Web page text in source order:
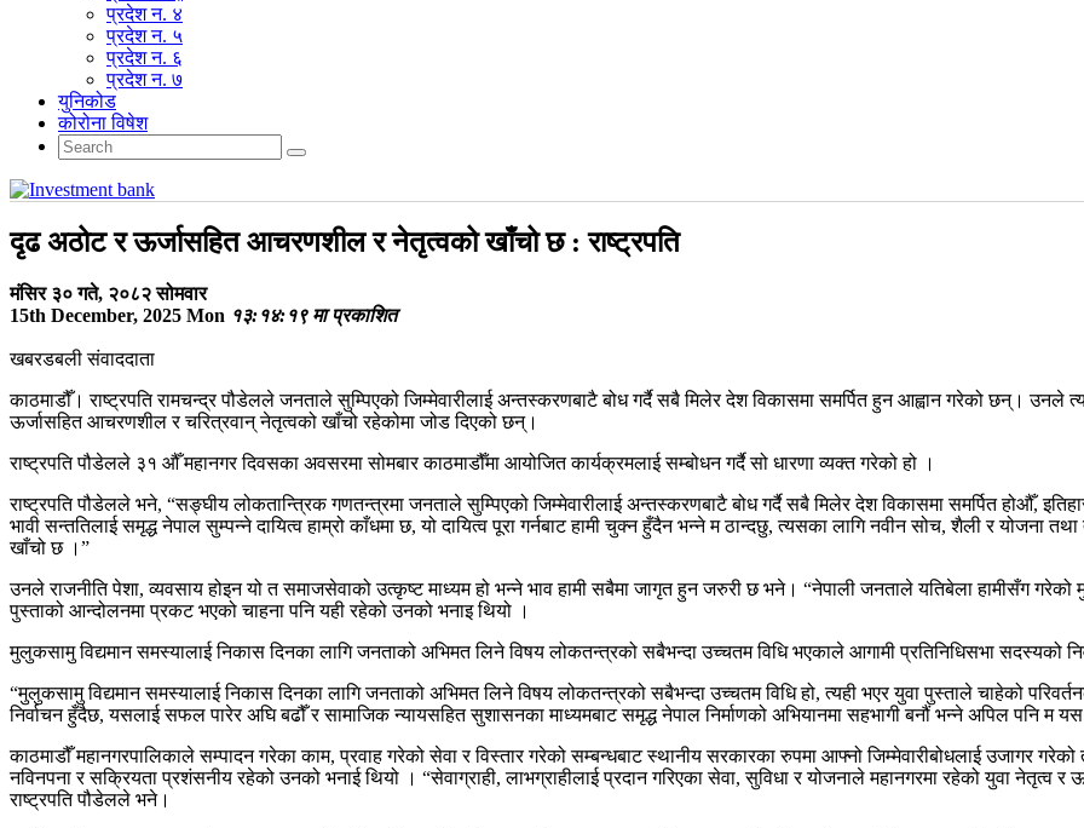
प्रदेश न. ४
प्रदेश न. ५
प्रदेश न. ६
प्रदेश न. ७
युनिकोड
कोरोना विषेश
दृढ अठोट र ऊर्जासहित आचरणशील र नेतृत्वको खाँचो छ : राष्ट्रपति
मंसिर ३० गते, २०८२ सोमवार
15th December, 2025 Mon १३:१४:१९ मा प्रकाशित
खबरडबली संवाददाता
काठमाडौँ। राष्ट्रपति रामचन्द्र पौडेलले जनताले सुम्पिएको जिम्मेवारीलाई अन्तस्करणबाटै बोध गर्दै सबै मिलेर देश विकासमा समर्पित हुन आह्वान गरेको छन्। उनले
ऊर्जासहित आचरणशील र चरित्रवान् नेतृत्वको खाँचो रहेकोमा जोड दिएको छन्।
राष्ट्रपति पौडेलले ३१ औँ महानगर दिवसका अवसरमा सोमबार काठमाडौँमा आयोजित कार्यक्रमलाई सम्बोधन गर्दै सो धारणा व्यक्त गरेको हो ।
राष्ट्रपति पौडेलले भने, “सङ्घीय लोकतान्त्रिक गणतन्त्रमा जनताले सुम्पिएको जिम्मेवारीलाई अन्तस्करणबाटै बोध गर्दै सबै मिलेर देश विकासमा समर्पित होऔँ,
भावी सन्ततिलाई समृद्ध नेपाल सुम्पन्ने दायित्व हाम्रो काँधमा छ, यो दायित्व पूरा गर्नबाट हामी चुक्न हुँदैन भन्ने म ठान्दछु, त्यसका लागि नवीन सोच, शैली र योजना
खाँचो छ ।”
उनले राजनीति पेशा, व्यवसाय होइन यो त समाजसेवाको उत्कृष्ट माध्यम हो भन्ने भाव हामी सबैमा जागृत हुन जरुरी छ भने। “नेपाली जनताले यतिबेला हामीसँग गरेको
पुस्ताको आन्दोलनमा प्रकट भएको चाहना पनि यही रहेको उनको भनाइ थियो ।
मुलुकसामु विद्यमान समस्यालाई निकास दिनका लागि जनताको अभिमत लिने विषय लोकतन्त्रको सबैभन्दा उच्चतम विधि भएकाले आगामी प्रतिनिधिसभा सदस्यको
“मुलुकसामु विद्यमान समस्यालाई निकास दिनका लागि जनताको अभिमत लिने विषय लोकतन्त्रको सबैभन्दा उच्चतम विधि हो, त्यही भएर युवा पुस्ताले चाहेको
निर्वाचन हुँदैछ, यसलाई सफल पारेर अघि बढौँ र सामाजिक न्यायसहित सुशासनका माध्यमबाट समृद्ध नेपाल निर्माणको अभियानमा सहभागी बनौं भन्ने अपिल पनि म
काठमाडौँ महानगरपालिकाले सम्पादन गरेका काम, प्रवाह गरेको सेवा र विस्तार गरेको सम्बन्धबाट स्थानीय सरकारका रुपमा आफ्नो जिम्मेवारीबोधलाई उजागर
नविनपना र सक्रियता प्रशंसनीय रहेको उनको भनाई थियो । “सेवाग्राही, लाभग्राहीलाई प्रदान गरिएका सेवा, सुविधा र योजनाले महानगरमा रहेको युवा नेतृत्व
राष्ट्रपति पौडेलले भने।